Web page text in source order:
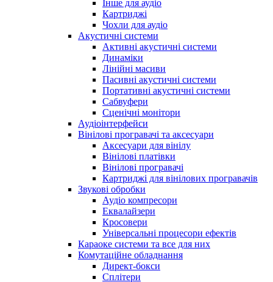
Інше для аудіо
Картриджі
Чохли для аудіо
Акустичні системи
Активні акустичні системи
Динаміки
Лінійні масиви
Пасивні акустичні системи
Портативні акустичні системи
Сабвуфери
Сценічні монітори
Аудіоінтерфейси
Вінілові програвачі та аксесуари
Аксесуари для вінілу
Вінілові платівки
Вінілові програвачі
Картриджі для вінілових програвачів
Звукові обробки
Аудіо компресори
Еквалайзери
Кросовери
Універсальні процесори ефектів
Караоке системи та все для них
Комутаційне обладнання
Директ-бокси
Сплітери